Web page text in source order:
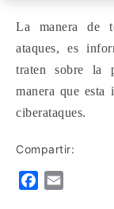
La manera de
ataques, es
traten sobre la
manera que esta
ciberataques.
Compartir: